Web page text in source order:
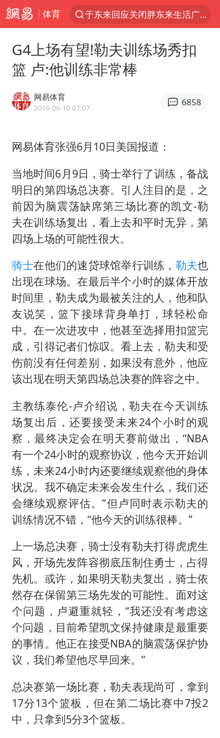
体育
于东来回应关闭胖东来生活广场店
白海豚登陆强度略强于巴威
《披荆斩棘2026》阵容官宣
浙江省委书记：该停下的坚决停下来
美将每月供乌爱国者拦截导弹
上海中心千吨“镇楼神器”摆动明显
10余省份将出现强风雨 局地特大暴雨
世界第1特鲁姆普斯诺克中国赛一轮游
新疆一婚礼线上邀请引热议
《龙餐馆》 冲奖
国足U17与阿森纳决赛取消 并列冠军
上门女婿出轨女邻居多年被判重婚罪
构建更高水平的全民健身公共服务体系
韩军前线部队连曝丑闻
奋力开创中国式现代化建设新局面
G4上场有望!勒夫训练场秀扣
篮 卢:他训练非常棒
网易体育
2016-06-10 07:07
6858
网易体育张强6月10日美国报道：
当地时间6月9日，骑士举行了训练，备战
明日的第四场总决赛。引人注目的是，之
前因为脑震荡缺席第三场比赛的凯文-勒
夫在训练场复出，看上去和平时无异，第
四场上场的可能性很大。
骑士在他们的速贷球馆举行训练， 勒夫也
出现在球场。在最后半个小时的媒体开放
时间里，勒夫成为最被关注的人，他和队
友说笑，篮下接球背身单打，球轻松命
中。在一次进攻中，他甚至选择用扣篮完
成，引得记者们惊叹。看上去，勒夫和受
伤前没有任何差别，如果没有意外，他应
该出现在明天第四场总决赛的阵容之中。
主教练泰伦-卢介绍说，勒夫在今天训练
场复出后，还要接受未来24个小时的观
察，最终决定会在明天赛前做出，“NBA
有一个24小时的观察协议，他今天开始训
练，未来24小时内还要继续观察他的身体
状况。我不确定未来会发生什么，我们还
会继续观察评估。”但卢同时表示勒夫的
训练情况不错，“他今天的训练很棒。”
上一场总决赛，骑士没有勒夫打得虎虎生
风，开场先发阵容彻底压制住勇士，占得
先机。或许，如果明天勒夫复出，骑士依
然存在保留第三场先发的可能性。面对这
个问题，卢避重就轻，“我还没有考虑这
个问题，目前希望凯文保持健康是最重要
的事情。他正在接受NBA的脑震荡保护协
议，我们希望他尽早回来。”
总决赛第一场比赛，勒夫表现尚可，拿到
17分13个篮板，但在第二场比赛中7投2
中，只拿到5分3个篮板。